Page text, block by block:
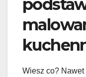
Wiesz co?